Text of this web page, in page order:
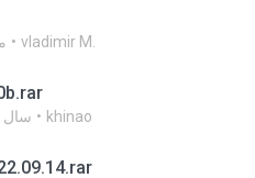
vladimir M.
15 khinao